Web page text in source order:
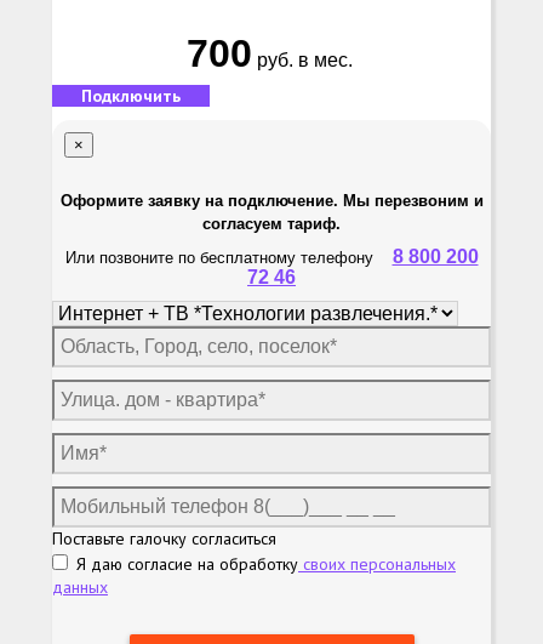
700 руб. в мес.
Подключить
×
Оформите заявку на подключение. Мы перезвоним и
согласуем тариф.
Или позвоните по бесплатному телефону 8 800 200
72 46
Поставьте галочку согласиться
Я даю согласие на обработку своих персональных
данных